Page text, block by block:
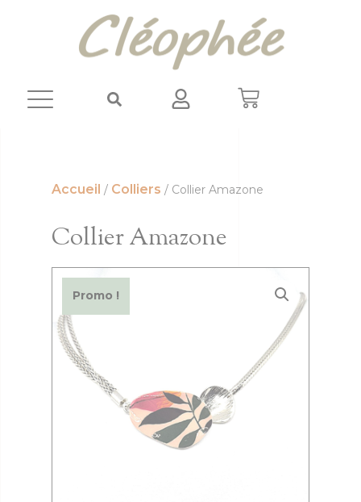
Accueil / Colliers / Collier Amazone
Collier Amazone
Promo !